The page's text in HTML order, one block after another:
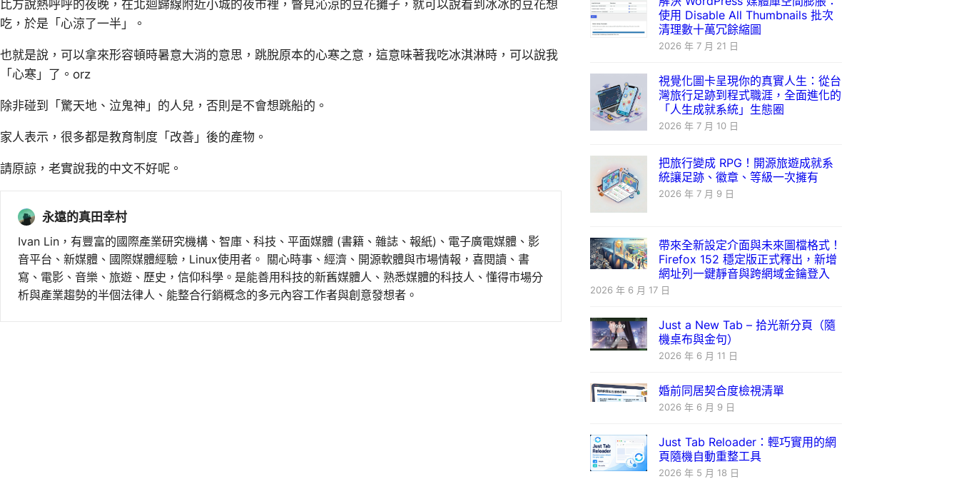
比方說熱呼呼的夜晚，在北迴歸線附近小城的夜市裡，瞥見沁涼的豆花攤子，就可以說看到冰冰的豆花想
吃，於是「心涼了一半」。
也就是說，可以拿來形容頓時暑意大消的意思，跳脫原本的心寒之意，這意味著我吃冰淇淋時，可以說我
「心寒」了。orz
除非碰到「驚天地、泣鬼神」的人兒，否則是不會想跳船的。
家人表示，很多都是教育制度「改善」後的產物。
請原諒，老實說我的中文不好呢。
永遠的真田幸村
Ivan Lin，有豐富的國際產業研究機構、智庫、科技、平面媒體 (書籍、雜誌、報紙)、電子廣電媒體、影
音平台、新媒體、國際媒體經驗，Linux使用者。 關心時事、經濟、開源軟體與市場情報，喜閱讀、書
寫、電影、音樂、旅遊、歷史，信仰科學。是能善用科技的新舊媒體人、熟悉媒體的科技人、懂得市場分
析與產業趨勢的半個法律人、能整合行銷概念的多元內容工作者與創意發想者。
使用 Disable All Thumbnails 批次
清理數十萬冗餘縮圖
2026 年 7 月 21 日
視覺化圖卡呈現你的真實人生：從台
灣旅行足跡到程式職涯，全面進化的
「人生成就系統」生態圈
2026 年 7 月 10 日
把旅行變成 RPG！開源旅遊成就系
統讓足跡、徽章、等級一次擁有
2026 年 7 月 9 日
帶來全新設定介面與未來圖檔格式！
Firefox 152 穩定版正式釋出，新增
網址列一鍵靜音與跨網域金鑰登入
2026 年 6 月 17 日
Just a New Tab – 拾光新分頁（隨
機桌布與金句）
2026 年 6 月 11 日
婚前同居契合度檢視清單
2026 年 6 月 9 日
Just Tab Reloader：輕巧實用的網
頁隨機自動重整工具
2026 年 5 月 18 日